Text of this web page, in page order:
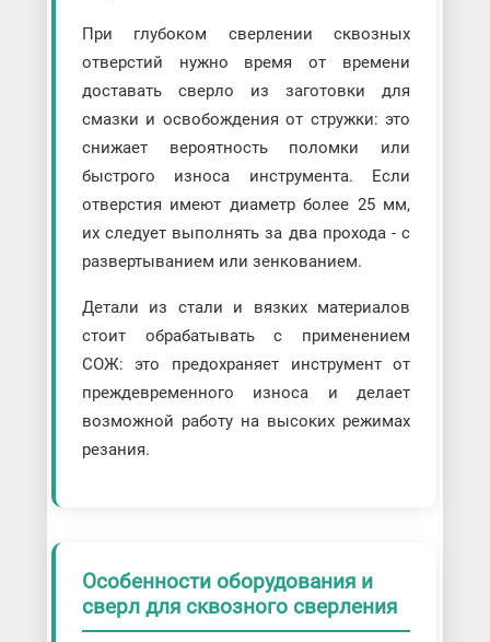
При глубоком сверлении сквозных
отверстий нужно время от времени
доставать сверло из заготовки для
смазки и освобождения от стружки: это
снижает вероятность поломки или
быстрого износа инструмента. Если
отверстия имеют диаметр более 25 мм,
их следует выполнять за два прохода - с
развертыванием или зенкованием.
Детали из стали и вязких материалов
стоит обрабатывать с применением
СОЖ: это предохраняет инструмент от
преждевременного износа и делает
возможной работу на высоких режимах
резания.
Особенности оборудования и
сверл для сквозного сверления